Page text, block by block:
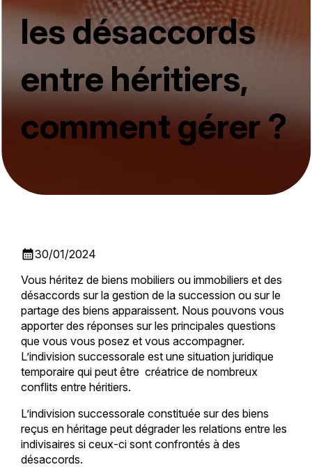
les désaccords
entre héritiers,
comment gérer ?
calendar_month30/01/2024
Vous héritez de biens mobiliers ou immobiliers et des
désaccords sur la gestion de la succession ou sur le
partage des biens apparaissent. Nous pouvons vous
apporter des réponses sur les principales questions
que vous vous posez et vous accompagner.
L’indivision successorale est une situation juridique
temporaire qui peut être créatrice de nombreux
conflits entre héritiers.
L’indivision successorale constituée sur des biens
reçus en héritage peut dégrader les relations entre les
indivisaires si ceux-ci sont confrontés à des
désaccords.